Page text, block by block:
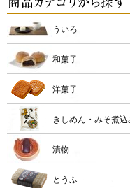
ういろ
和菓子
洋菓子
きしめん・みそ煮込
漬物
とうふ